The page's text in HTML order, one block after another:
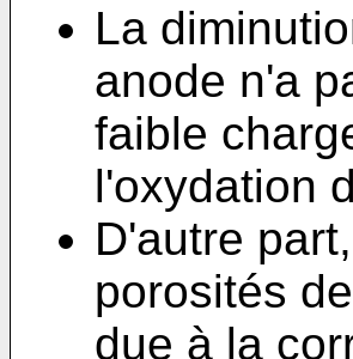
La
anode n'a
faible
l'oxydation
D'autre
porosités
due à la